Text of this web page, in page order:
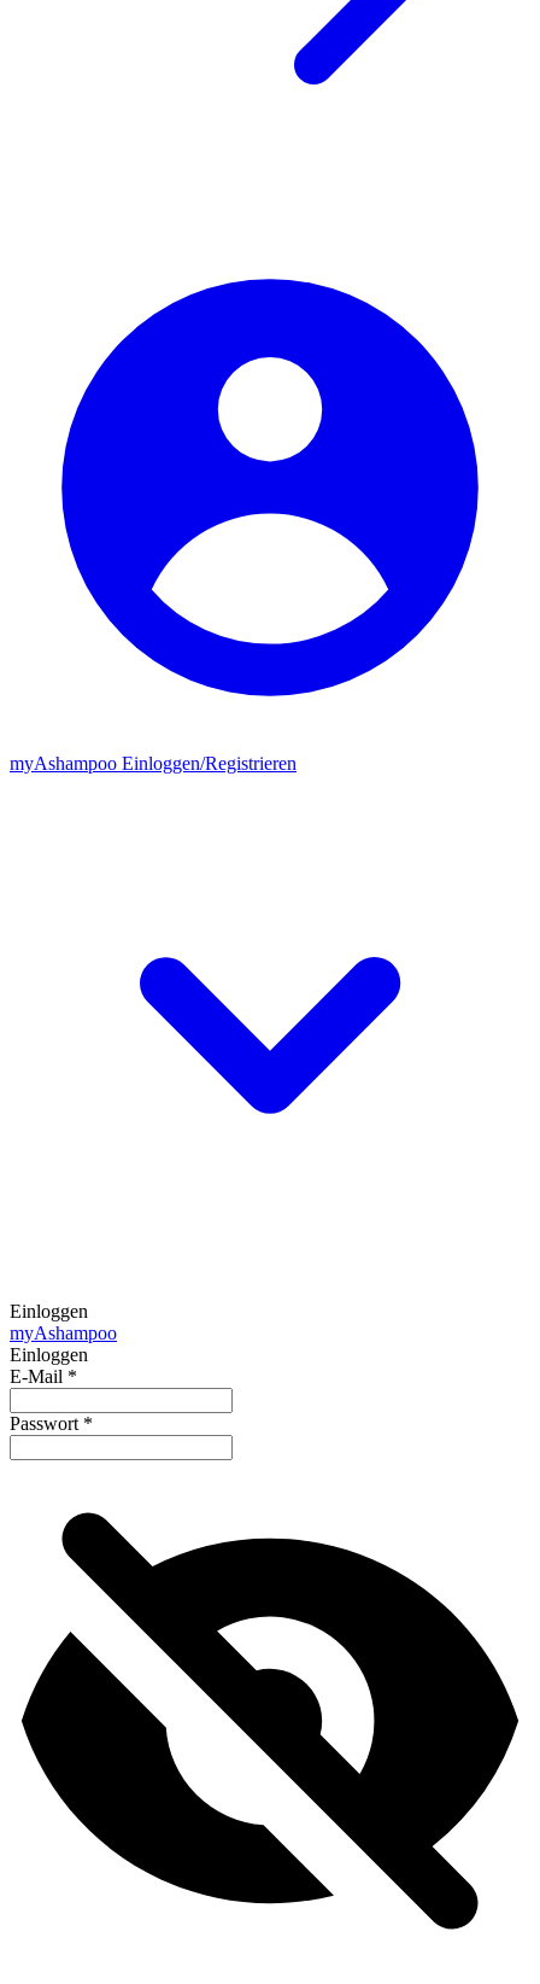
myAshampoo Einloggen/Registrieren
Einloggen
myAshampoo
Einloggen
E-Mail *
Passwort *